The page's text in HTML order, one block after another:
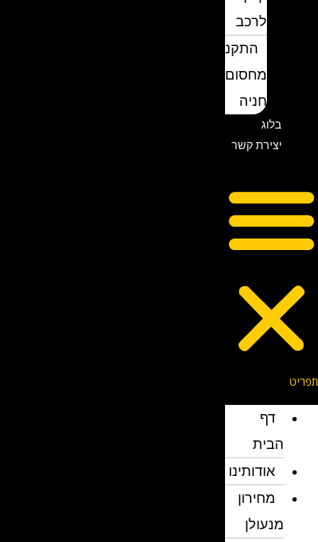
לרכב
התקנת
מחסום
חניה
יצירת קשר
דף
הבית
אודותינו
מחירון
מנעולן